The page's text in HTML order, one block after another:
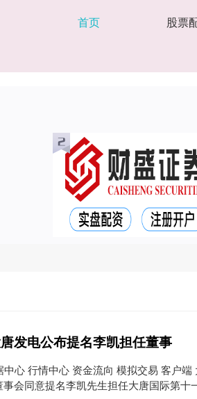
首页 股票
发电公布提名李凯担任董事
心 行情中心 资金流向 模拟交易 客户端
会同意提名李凯先生担任大唐国际第十